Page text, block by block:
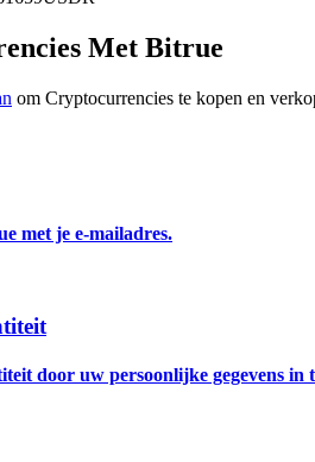
en copy trading commissies
handelsinformatie, enz.
Met Bitrue
om Cryptocurrencies te kopen en
met je e-mailadres.
door uw persoonlijke gegevens in